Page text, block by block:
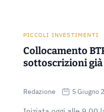
PICCOLI INVESTIMENTI
Collocamento
sottoscrizioni
Redazione 5 Giugno